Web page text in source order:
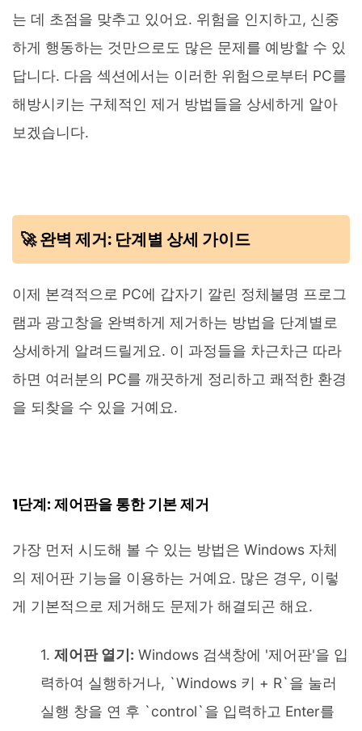
는 데 초점을 맞추고 있어요. 위험을 인지하고, 신중
하게 행동하는 것만으로도 많은 문제를 예방할 수 있
답니다. 다음 섹션에서는 이러한 위험으로부터 PC를
해방시키는 구체적인 제거 방법들을 상세하게 알아
보겠습니다.
🚀 완벽 제거: 단계별 상세 가이드
이제 본격적으로 PC에 갑자기 깔린 정체불명 프로그
램과 광고창을 완벽하게 제거하는 방법을 단계별로
상세하게 알려드릴게요. 이 과정들을 차근차근 따라
하면 여러분의 PC를 깨끗하게 정리하고 쾌적한 환경
을 되찾을 수 있을 거예요.
1단계: 제어판을 통한 기본 제거
가장 먼저 시도해 볼 수 있는 방법은 Windows 자체
의 제어판 기능을 이용하는 거예요. 많은 경우, 이렇
게 기본적으로 제거해도 문제가 해결되곤 해요.
제어판 열기: Windows 검색창에 '제어판'을 입
력하여 실행하거나, `Windows 키 + R`을 눌러
실행 창을 연 후 `control`을 입력하고 Enter를